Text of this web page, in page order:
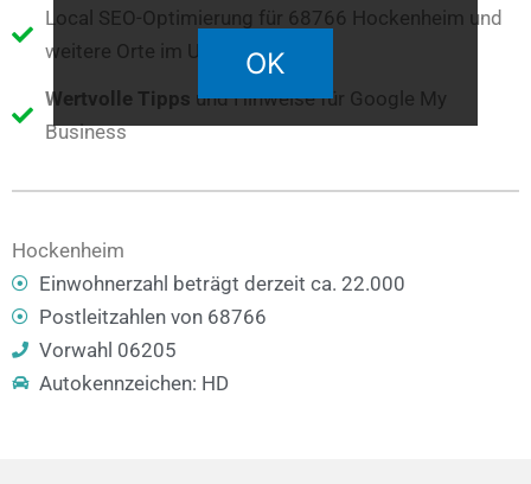
Local SEO-Optimierung für 68766 Hockenheim und
weitere Orte im Umkreis
Wertvolle Tipps und Hinweise für Google My
Business
Hockenheim
Einwohnerzahl beträgt derzeit ca. 22.000
Postleitzahlen von 68766
Vorwahl 06205
Autokennzeichen: HD
OK